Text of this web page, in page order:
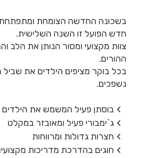
בשכונה החדשה הצומחת ומתפתחת
חדש הפועל זו השנה השלישית.
צוות מקצועי ומסור הנותן את
ההורים.
בכל בוקר מציפים הילדים את שביל
נשפכים.
בוסתן פעיל המשמש את הילדים
ג`ימבורי פעיל ומאובזר במקלט
חצרות גדולות ומרווחות
חוגים בהדרכת מדריכות